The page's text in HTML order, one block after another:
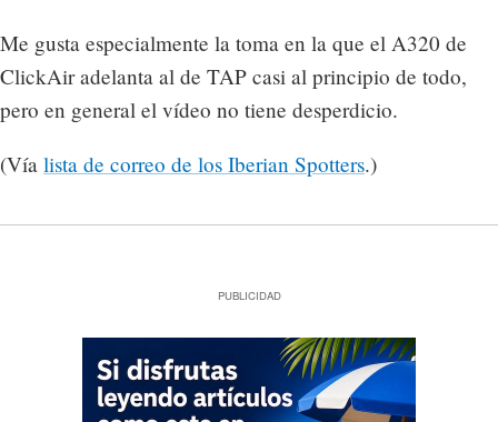
Me gusta especialmente la toma en la que el A320 de
ClickAir adelanta al de TAP casi al principio de todo,
pero en general el vídeo no tiene desperdicio.
(Vía lista de correo de los Iberian Spotters.)
PUBLICIDAD